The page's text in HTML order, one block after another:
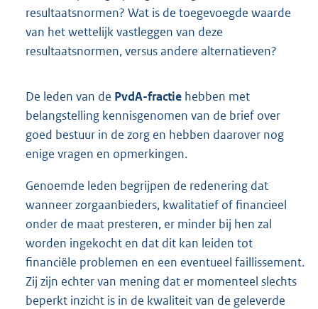
resultaatsnormen? Wat is de toegevoegde waarde
van het wettelijk vastleggen van deze
resultaatsnormen, versus andere alternatieven?
De leden van de PvdA-fractie hebben met
belangstelling kennisgenomen van de brief over
goed bestuur in de zorg en hebben daarover nog
enige vragen en opmerkingen.
Genoemde leden begrijpen de redenering dat
wanneer zorgaanbieders, kwalitatief of financieel
onder de maat presteren, er minder bij hen zal
worden ingekocht en dat dit kan leiden tot
financiële problemen en een eventueel faillissement.
Zij zijn echter van mening dat er momenteel slechts
beperkt inzicht is in de kwaliteit van de geleverde